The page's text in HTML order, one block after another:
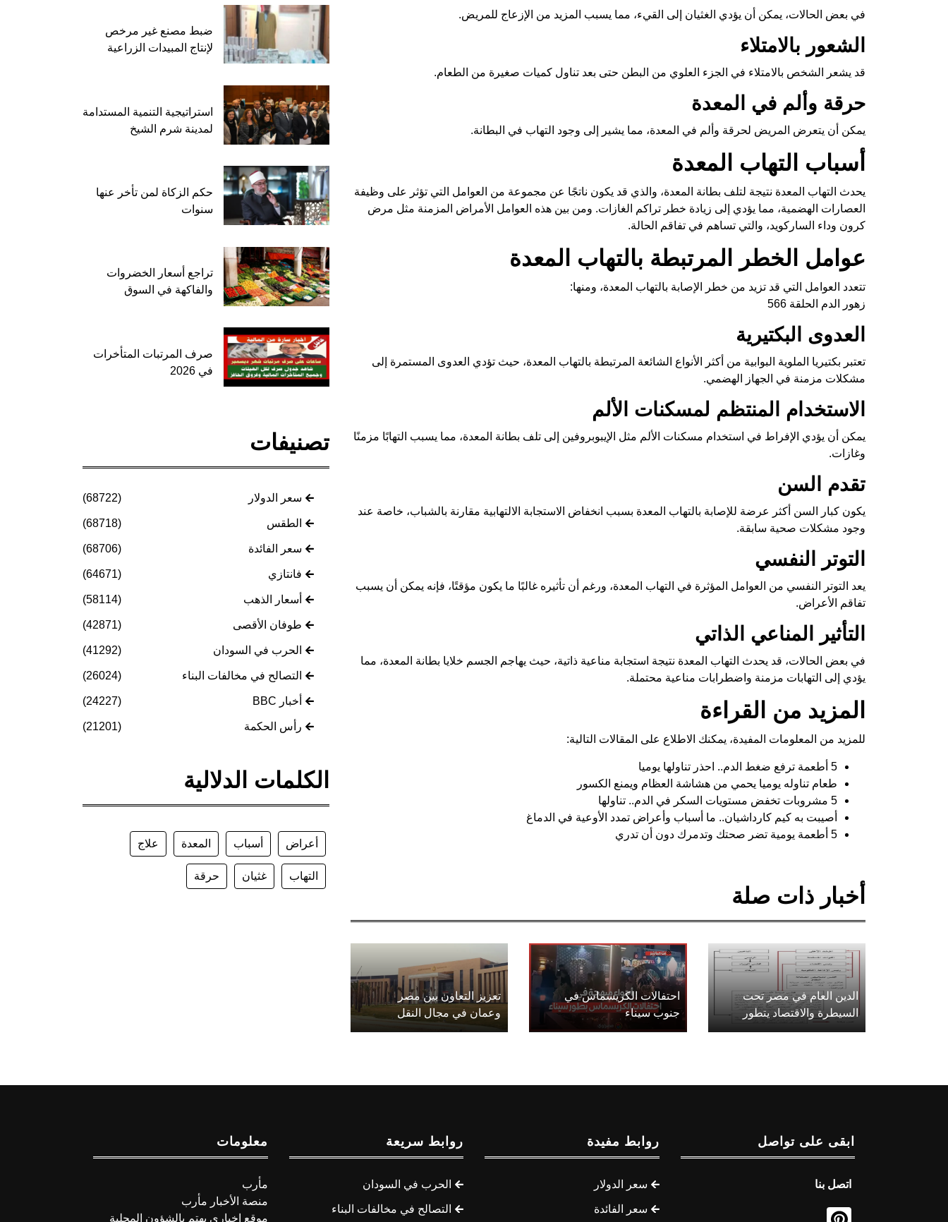
في بعض الحالات، يمكن أن يؤدي الغثيان إلى القيء، مما يسبب المزيد من الإزعاج للمريض.
الشعور بالامتلاء
قد يشعر الشخص بالامتلاء في الجزء العلوي من البطن حتى بعد تناول كميات صغيرة من الطعام.
حرقة وألم في المعدة
يمكن أن يتعرض المريض لحرقة وألم في المعدة، مما يشير إلى وجود التهاب في البطانة.
أسباب التهاب المعدة
يحدث التهاب المعدة نتيجة لتلف بطانة المعدة، والذي قد يكون ناتجًا عن مجموعة من العوامل التي تؤثر على وظيفة
العصارات الهضمية، مما يؤدي إلى زيادة خطر تراكم الغازات. ومن بين هذه العوامل الأمراض المزمنة مثل مرض
كرون وداء الساركويد، والتي تساهم في تفاقم الحالة.
عوامل الخطر المرتبطة بالتهاب المعدة
تتعدد العوامل التي قد تزيد من خطر الإصابة بالتهاب المعدة، ومنها:
زهور الدم الحلقة 566
العدوى البكتيرية
تعتبر بكتيريا الملوية البوابية من أكثر الأنواع الشائعة المرتبطة بالتهاب المعدة، حيث تؤدي العدوى المستمرة إلى
مشكلات مزمنة في الجهاز الهضمي.
الاستخدام المنتظم لمسكنات الألم
يمكن أن يؤدي الإفراط في استخدام مسكنات الألم مثل الإيبوبروفين إلى تلف بطانة المعدة، مما يسبب التهابًا مزمنًا
وغازات.
تقدم السن
يكون كبار السن أكثر عرضة للإصابة بالتهاب المعدة بسبب انخفاض الاستجابة الالتهابية مقارنة بالشباب، خاصة عند
وجود مشكلات صحية سابقة.
التوتر النفسي
يعد التوتر النفسي من العوامل المؤثرة في التهاب المعدة، ورغم أن تأثيره غالبًا ما يكون مؤقتًا، فإنه يمكن أن يسبب
تفاقم الأعراض.
التأثير المناعي الذاتي
في بعض الحالات، قد يحدث التهاب المعدة نتيجة استجابة مناعية ذاتية، حيث يهاجم الجسم خلايا بطانة المعدة، مما
يؤدي إلى التهابات مزمنة واضطرابات مناعية محتملة.
المزيد من القراءة
للمزيد من المعلومات المفيدة، يمكنك الاطلاع على المقالات التالية:
5 أطعمة ترفع ضغط الدم.. احذر تناولها يوميا
طعام تناوله يوميا يحمي من هشاشة العظام ويمنع الكسور
5 مشروبات تخفض مستويات السكر في الدم.. تناولها
أصيبت به كيم كارداشيان.. ما أسباب وأعراض تمدد الأوعية في الدماغ
5 أطعمة يومية تضر صحتك وتدمرك دون أن تدري
أخبار ذات صلة
الدين العام في مصر تحت
السيطرة والاقتصاد يتطور
احتفالات الكريسماس في
جنوب سيناء
تعزيز التعاون بين مصر
وعمان في مجال النقل
ضبط مصنع غير مرخص
لإنتاج المبيدات الزراعية
استراتيجية التنمية المستدامة
لمدينة شرم الشيخ
حكم الزكاة لمن تأخر عنها
سنوات
تراجع أسعار الخضروات
والفاكهة في السوق
صرف المرتبات المتأخرات
في 2026
تصنيفات
سعر الدولار (68722)
الطقس (68718)
سعر الفائدة (68706)
فانتازي (64671)
أسعار الذهب (58114)
طوفان الأقصى (42871)
الحرب في السودان (41292)
التصالح في مخالفات البناء (26024)
أخبار BBC (24227)
رأس الحكمة (21201)
الكلمات الدلالية
أعراض أسباب المعدة علاج
التهاب غثيان حرقة
ابقى على تواصل
اتصل بنا
روابط مفيدة
سعر الدولار
سعر الفائدة
روابط سريعة
الحرب في السودان
التصالح في مخالفات البناء
معلومات
مأرب
منصة الأخبار مأرب
موقع اخباري يهتم بالشؤون المحلية